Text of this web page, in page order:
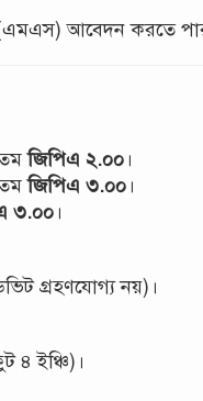
(এমএস) আবেদন করতে
জিপিএ ২.০০ ।
জিপিএ ৩.০০ ।
৩.০০ ।
গ্রহণযোগ্য নয়)।
৪ ইঞ্চি)।